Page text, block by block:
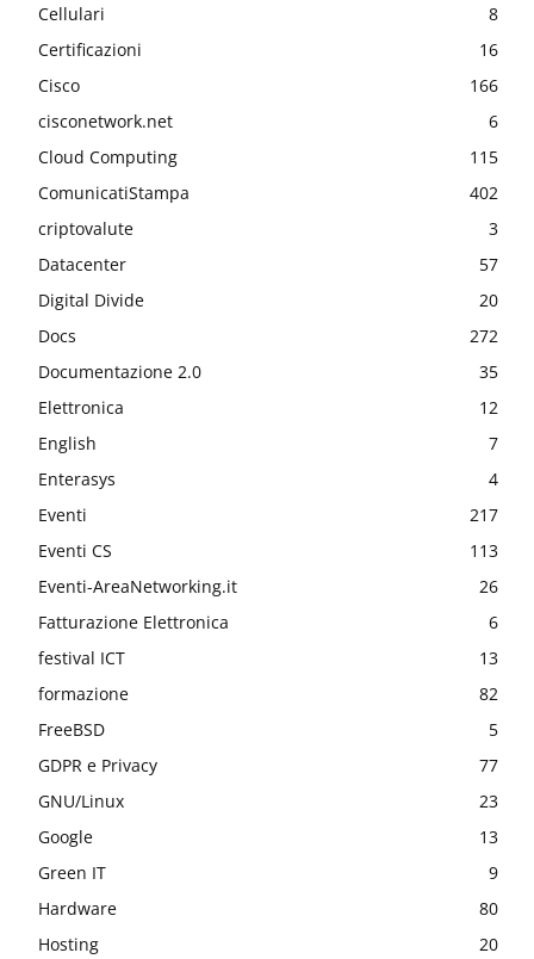
Cellulari
8
Certificazioni
16
Cisco
166
cisconetwork.net
6
Cloud Computing
115
ComunicatiStampa
402
criptovalute
3
Datacenter
57
Digital Divide
20
Docs
272
Documentazione 2.0
35
Elettronica
12
English
7
Enterasys
4
Eventi
217
Eventi CS
113
Eventi-AreaNetworking.it
26
Fatturazione Elettronica
6
festival ICT
13
formazione
82
FreeBSD
5
GDPR e Privacy
77
GNU/Linux
23
Google
13
Green IT
9
Hardware
80
Hosting
20